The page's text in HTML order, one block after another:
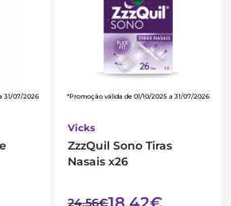
31/07/2026 *Promoção válida de 01/10/2025 a 31/07/2026
Vicks
ZzzQuil Sono Tiras
Nasais x26
24,56€